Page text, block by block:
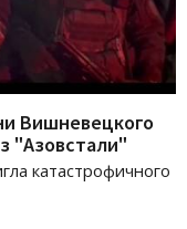
Вишневецкого
"Азовстали"
катастрофичного